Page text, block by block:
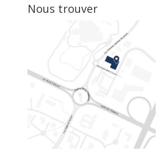
Nous trouver